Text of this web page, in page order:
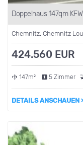
Doppelhaus 147qm
Chemnitz, Chemnitz
424.560 EUR
147m² 5 Zimmer
DETAILS ANSCHAUEN